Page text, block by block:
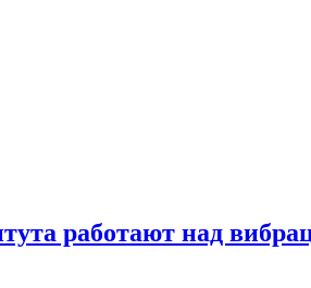
работают над